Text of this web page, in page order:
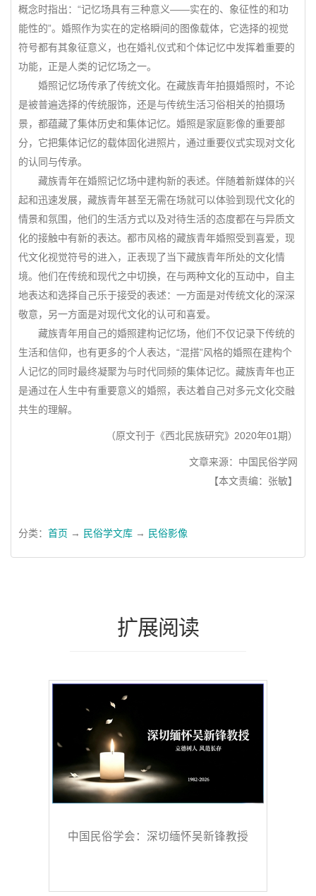
概念时指出：“记忆场具有三种意义——实在的、象征性的和功
能性的”。婚照作为实在的定格瞬间的图像载体，它选择的视觉
符号都有其象征意义，也在婚礼仪式和个体记忆中发挥着重要的
功能，正是人类的记忆场之一。
婚照记忆场传承了传统文化。在藏族青年拍摄婚照时，不论
是被普遍选择的传统服饰，还是与传统生活习俗相关的拍摄场
景，都蕴藏了集体历史和集体记忆。婚照是家庭影像的重要部
分，它把集体记忆的载体固化进照片，通过重要仪式实现对文化
的认同与传承。
藏族青年在婚照记忆场中建构新的表述。伴随着新媒体的兴
起和迅速发展，藏族青年甚至无需在场就可以体验到现代文化的
情景和氛围，他们的生活方式以及对待生活的态度都在与异质文
化的接触中有新的表达。都市风格的藏族青年婚照受到喜爱，现
代文化视觉符号的进入，正表现了当下藏族青年所处的文化情
境。他们在传统和现代之中切换，在与两种文化的互动中，自主
地表达和选择自己乐于接受的表述：一方面是对传统文化的深深
敬意，另一方面是对现代文化的认可和喜爱。
藏族青年用自己的婚照建构记忆场，他们不仅记录下传统的
生活和信仰，也有更多的个人表达，“混搭”风格的婚照在建构个
人记忆的同时最终凝聚为与时代同频的集体记忆。藏族青年也正
是通过在人生中有重要意义的婚照，表达着自己对多元文化交融
共生的理解。
（原文刊于《西北民族研究》2020年01期）
文章来源：中国民俗学网
【本文责编：张敏】
分类： 首页 → 民俗学文库 → 民俗影像
扩展阅读
中国民俗学会：深切缅怀吴新锋教授